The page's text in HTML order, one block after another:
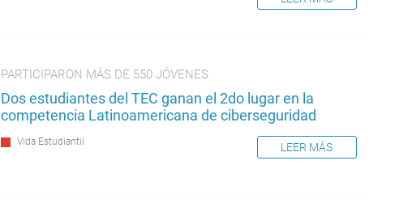
PARTICIPARON MÁS DE 550 JÓVENES
Dos estudiantes del TEC ganan el 2do lugar en la
competencia Latinoamericana de ciberseguridad
Vida Estudiantil LEER MÁS